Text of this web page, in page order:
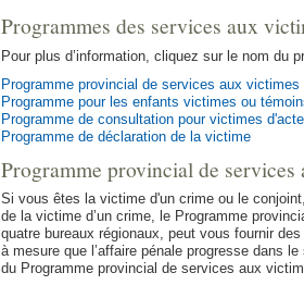
Programmes des services aux
Pour plus d’information, cliquez sur le nom du
Programme provincial de services aux victimes
Programme pour les enfants victimes ou
Programme de consultation pour victimes
Programme de déclaration de la victime
Programme provincial de services
Si vous êtes la victime d'un crime ou le
de la victime d’un crime, le Programme
quatre bureaux régionaux, peut vous fournir
à mesure que l’affaire pénale progresse dans
du Programme provincial de services aux